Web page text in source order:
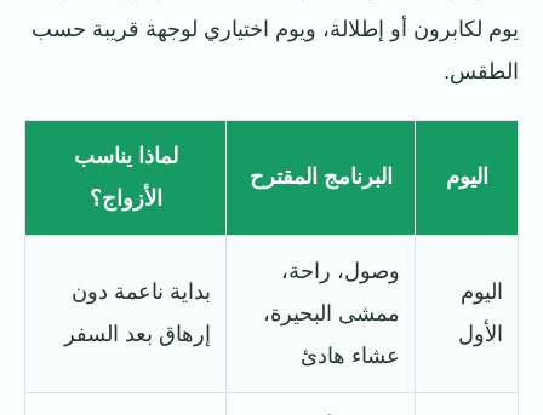
يوم لكابرون أو إطلالة، ويوم اختياري لوجهة قريبة حسب
الطقس.
اليوم البرنامج المقترح
لماذا يناسب
الأزواج؟
اليوم
الأول
وصول، راحة،
ممشى البحيرة،
عشاء هادئ
بداية ناعمة دون
إرهاق بعد السفر